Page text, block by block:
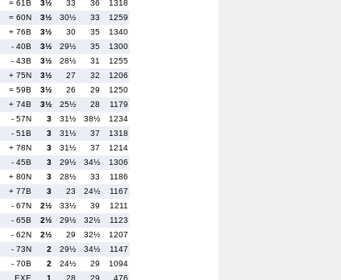
= 61B 3½ 33 36
1318
= 60N 3½ 30½ 33
1259
+ 76B 3½ 30 35
1340
- 40B 3½ 29½ 35
1300
- 43B 3½ 28½ 31
1255
+ 75N 3½ 27 32
1206
= 59B 3½ 26 29
1250
+ 74B 3½ 25½ 28
1179
- 57N 3 31½ 38½
1234
- 51B 3 31½ 37
1318
+ 78N 3 31½ 37
1214
- 45B 3 29½ 34½
1306
+ 80N 3 28½ 33
1186
+ 77B 3 23 24½
1167
- 67N 2½ 33½ 39
1211
- 65B 2½ 29½ 32½
1123
- 62N 2½ 29 32½
1207
- 73N 2 29½ 34½
1147
- 70B 2 24½ 29
1094
EXE 1 28 29 476